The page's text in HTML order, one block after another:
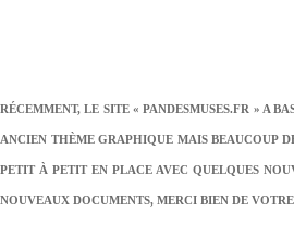
RÉCEMMENT, LE SITE « PANDESMUSES.FR » A
ANCIEN THÈME GRAPHIQUE MAIS BEAUCOUP
PETIT À PETIT EN PLACE AVEC QUELQUES
NOUVEAUX DOCUMENTS, MERCI BIEN DE